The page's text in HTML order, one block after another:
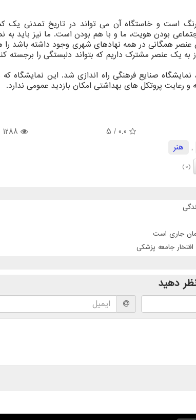
است و خاستگاه آن می تواند در تاریخ تمدنی یک
بودن هویت، ما و با هم بودن است. ما نیز باید به
همگانی در همه نهادهای شهری وجود داشته باشد را
به یک عنصر مشترک داریم که بتواند دلبستگی را برجسته
صنایع فرهنگی راه اندازی شد. این نمایشگاه
پروتکل های بهداشتی امکان بازدید عمومی ندارد.
0.0
/ 5
1288
,
هنر
(0)
جاری است
جامعه پزشکی
دهید